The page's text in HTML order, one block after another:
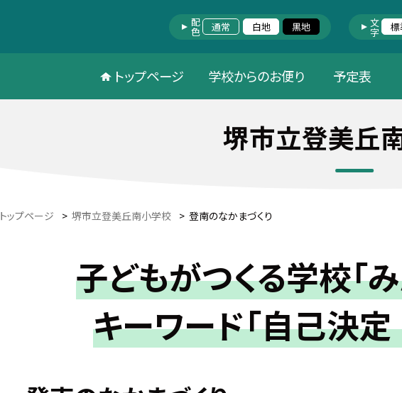
配色 通常 白地 黒地 文字
トップページ 学校からのお便り 予定表
堺市立登美丘
トップページ > 堺市立登美丘南小学校 > 登南のなかまづくり
子どもがつくる学校「
キーワード「自己決